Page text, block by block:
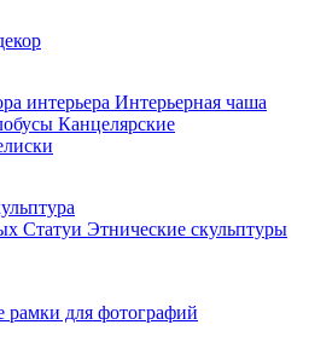
интерьера Интерьерная чаша
Канцелярские
Статуи Этнические скульптуры
рамки для фотографий